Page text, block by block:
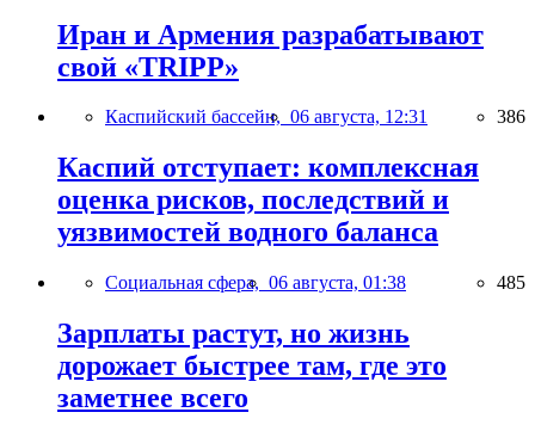
Иран и Армения разрабатывают
свой «TRIPP»
Каспийский бассейн, 06 августа, 12:31 386
Каспий отступает: комплексная
оценка рисков, последствий и
уязвимостей водного баланса
Социальная сфера, 06 августа, 01:38 485
Зарплаты растут, но жизнь
дорожает быстрее там, где это
заметнее всего